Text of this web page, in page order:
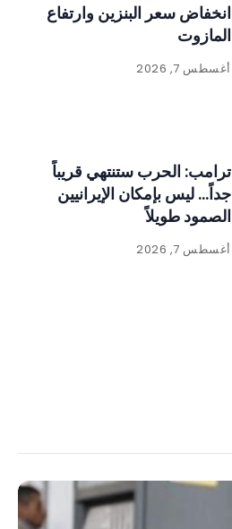
انخفاض سعر البنزين وارتفاع
المازوت
أغسطس 7, 2026
ترامب: الحرب ستنتهي قريباً
جداً… ليس بإمكان الإيرانيين
الصمود طويلاً
أغسطس 7, 2026